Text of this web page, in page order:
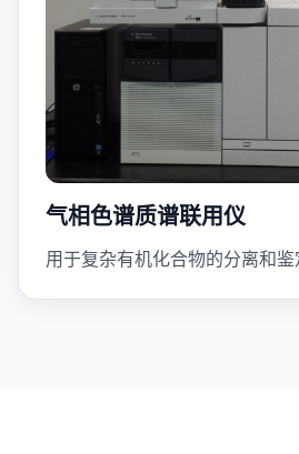
气相色谱质谱联用仪
用于复杂有机化合物的分离和